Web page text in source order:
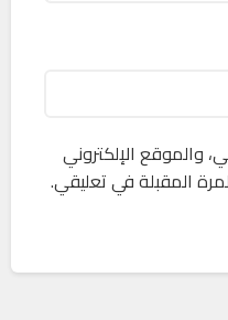
والموقع الإلكتروني
المقبلة في تعليقي.